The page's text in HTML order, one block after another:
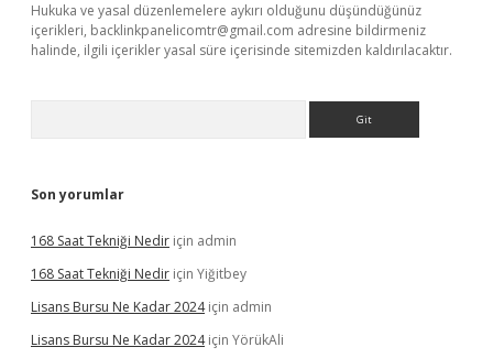
Hukuka ve yasal düzenlemelere aykırı olduğunu düşündüğünüz
içerikleri, backlinkpanelicomtr@gmail.com adresine bildirmeniz
halinde, ilgili içerikler yasal süre içerisinde sitemizden kaldırılacaktır.
Son yorumlar
168 Saat Tekniği Nedir için admin
168 Saat Tekniği Nedir için Yiğitbey
Lisans Bursu Ne Kadar 2024için admin
Lisans Bursu Ne Kadar 2024için YörükAli